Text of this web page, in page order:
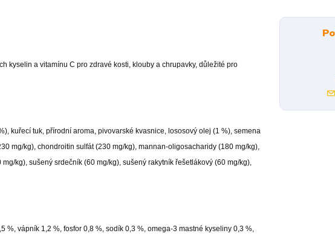
kyselin a vitamínu C pro zdravé kosti, klouby a chrupavky, důležité pro
kuřecí tuk, přírodní aroma, pivovarské kvasnice, lososový olej (1 %), semena
mg/kg), chondroitin sulfát (230 mg/kg), mannan-oligosacharidy (180 mg/kg),
kg), sušený srdečník (60 mg/kg), sušený rakytník řešetlákový (60 mg/kg),
vápník 1,2 %, fosfor 0,8 %, sodík 0,3 %, omega-3 mastné kyseliny 0,3 %,